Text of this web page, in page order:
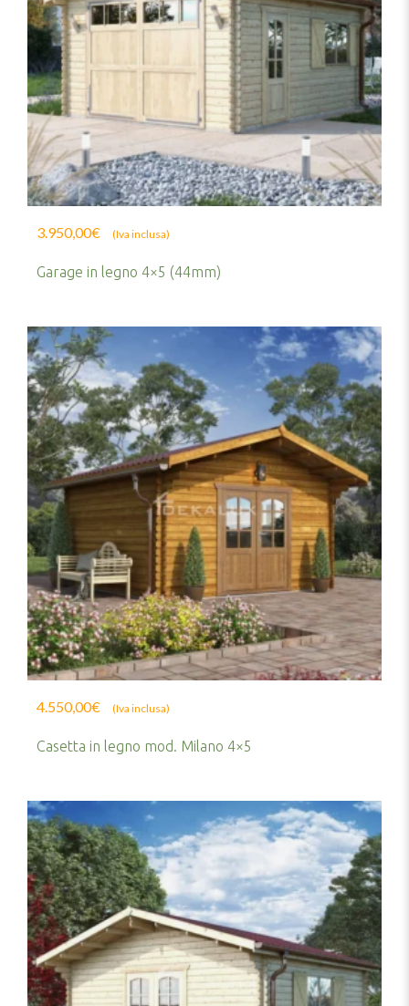
3.950,00€ (Iva inclusa)
Garage in legno 4×5 (44mm)
4.550,00€ (Iva inclusa)
Casetta in legno mod. Milano 4×5